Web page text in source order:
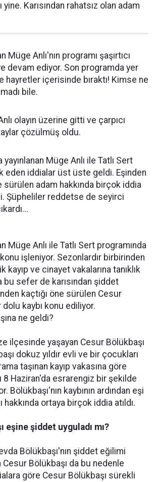
Karısından rahatsız olan adam
Müge Anlı'nın programı şaşırtıcı
devam ediyor. Son programda yer
hayretler içerisinde bıraktı! Kimse ne
bile.
olayın üzerine gitti ve çarpıcı
çözülmüş oldu.
yayınlanan Müge Anlı ile Tatlı Sert
eden iddialar üst üste geldi. Eşinden
sürülen adam hakkında birçok iddia
Şüpheliler reddetse de seyirci
Müge Anlı ile Tatlı Sert programında
işleniyor. Sezonlardır birbirinden
kayıp ve cinayet vakalarına tanıklık
bu sefer de karısından şiddet
kaçtığı öne sürülen Cesur
dolu kaybı konu ediliyor.
ne geldi?
ilçesinde yaşayan Cesur Bölükbaşı
dokuz yıldır evli ve bir çocukları
taşınan kayıp vakasına göre
8 Haziran'da esrarengiz bir şekilde
Bölükbaşı'nın kaybının ardından eşi
hakkında ortaya birçok iddia atıldı.
eşine şiddet uyguladı mı?
Bölükbaşı'nın şiddet eğilimi
Bölükbaşı da bu nedenle
göre Cesur Bölükbaşı sürekli